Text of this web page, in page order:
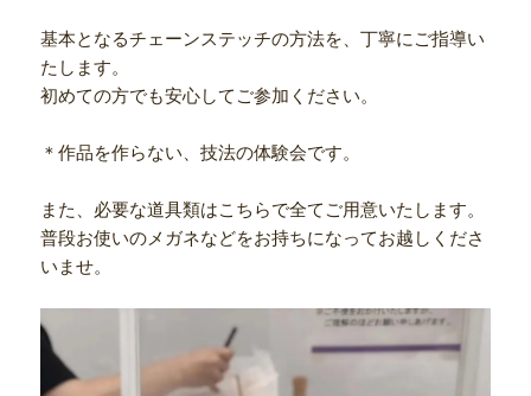
基本となるチェーンステッチの方法を、丁寧にご指導い
たします。
初めての方でも安心してご参加ください。
＊作品を作らない、技法の体験会です。
また、必要な道具類はこちらで全てご用意いたします。
普段お使いのメガネなどをお持ちになってお越しくださ
いませ。